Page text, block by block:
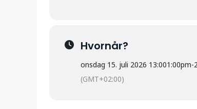
Hvornår?
onsdag 15. juli 2026 13:001:00pm-
(GMT+02:00)